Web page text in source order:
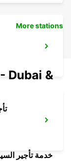
More stations
Dubai &
خدمة تأجير